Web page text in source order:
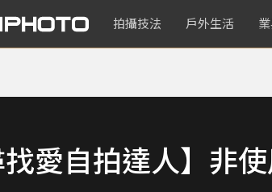
拍攝技法 戶外生活
找愛自拍達人】非